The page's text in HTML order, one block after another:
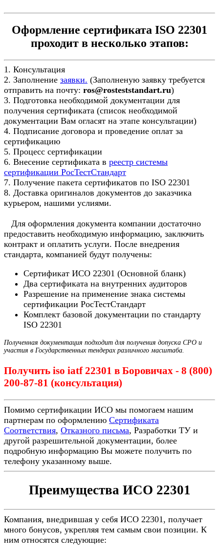
Оформление сертификата ISO 22301
проходит в несколько этапов:
1. Консультация
2. Заполнение заявки. (Заполненую заявку требуется
отправить на почту: ros@rosteststandart.ru)
3. Подготовка необходимой документации для
получения сертификата (список необходимой
документации Вам огласят на этапе консультации)
4. Подписание договора и проведение оплат за
сертификацию
5. Процесс сертификации
6. Внесение сертификата в реестр системы
сертификации РосТестСтандарт
7. Получение пакета сертификатов по ISO 22301
8. Доставка оригиналов документов до заказчика
курьером, нашими услиями.
Для оформления документа компании достаточно
предоставить необходимую информацию, заключить
контракт и оплатить услуги. После внедрения
стандарта, компанией будут получены:
Сертификат ИСО 22301 (Основной бланк)
Два сертификата на внутренних аудиторов
Разрешение на применение знака системы
сертификации РосТестСтандарт
Комплект базовой документации по стандарту
ISO 22301
Полученная документация подходит для получения допуска СРО и
участия в Государственных тендерах различного масштаба.
Получить iso iatf 22301 в Боровичах - 8 (800)
200-87-81 (консультация)
Помимо сертификации ИСО мы помогаем нашим
партнерам по оформлению Сертификата
Соответствия, Отказного письма, Разработки ТУ и
другой разрешительной документации, более
подробную информацию Вы можете получить по
телефону указанному выше.
Преимущества ИСО 22301
Компания, внедрившая у себя ИСО 22301, получает
много бонусов, укрепляя тем самым свои позиции. К
ним относятся следующие: